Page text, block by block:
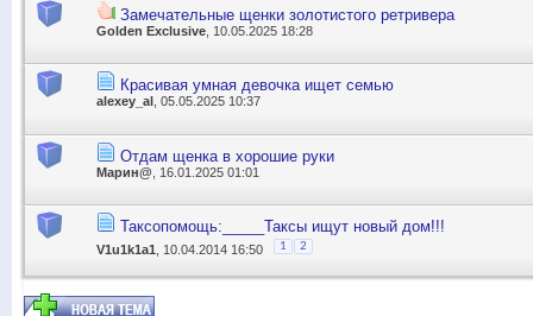
Замечательные щенки золотистого ретривера
Golden Exclusive , 10.05.2025 18:28
Красивая умная девочка ищет семью
alexey_al , 05.05.2025 10:37
Отдам щенка в хорошие руки
Марин@ , 16.01.2025 01:01
Таксопомощь:_____Таксы ищут новый дом!!!
V1u1k1a1 , 10.04.2014 16:50 1 2